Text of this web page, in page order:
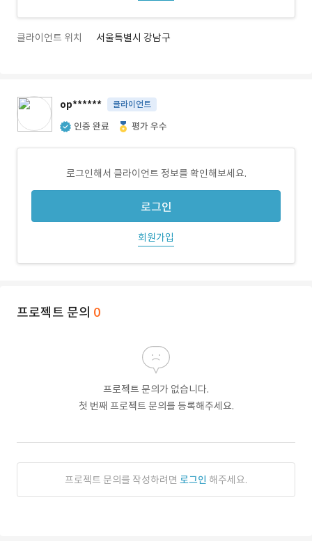
클라이언트 위치 서울특별시 강남구
op****** 클라이언트
인증 완료 평가 우수
로그인해서 클라이언트 정보를 확인해보세요.
로그인
회원가입
프로젝트 문의 0
프로젝트 문의가 없습니다.
첫 번째 프로젝트 문의를 등록해주세요.
프로젝트 문의를 작성하려면 로그인 해주세요.